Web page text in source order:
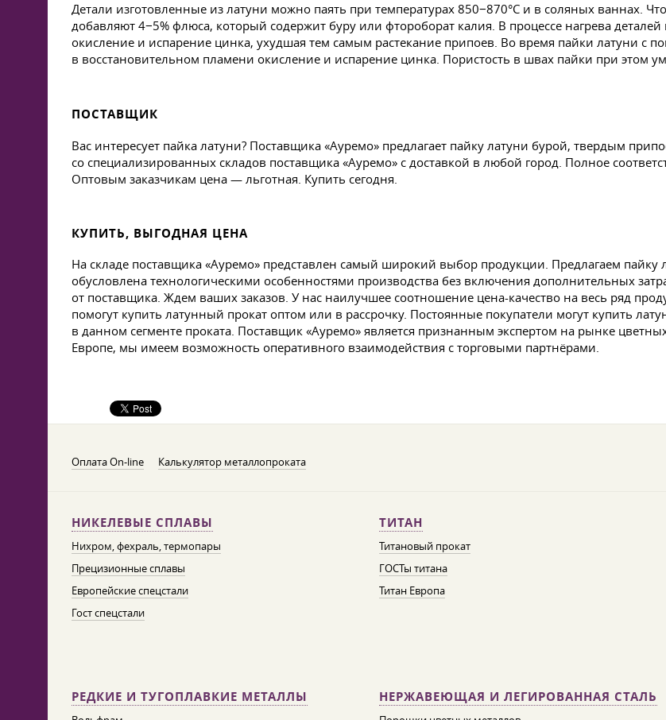
Детали изготовленные из латуни можно паять при температурах 850−870°С и в соляных ваннах.
добавляют 4−5% флюса, который содержит буру или фтороборат калия. В процессе нагрева
окисление и испарение цинка, ухудшая тем самым растекание припоев. Во время пайки латуни с
в восстановительном пламени окисление и испарение цинка. Пористость в швах пайки при этом
ПОСТАВЩИК
Вас интересует пайка латуни? Поставщика «Ауремо» предлагает пайку латуни бурой, твердым
со специализированных складов поставщика «Ауремо» с доставкой в любой город. Полное
Оптовым заказчикам цена — льготная. Купить сегодня.
КУПИТЬ, ВЫГОДНАЯ ЦЕНА
На складе поставщика «Ауремо» представлен самый широкий выбор продукции. Предлагаем
обусловлена технологическими особенностями производства без включения дополнительных
от поставщика. Ждем ваших заказов. У нас наилучшее соотношение цена-качество на весь ряд
помогут купить латунный прокат оптом или в рассрочку. Постоянные покупатели могут купить
в данном сегменте проката. Поставщик «Ауремо» является признанным экспертом на рынке
Европе, мы имеем возможность оперативного взаимодействия с торговыми партнёрами.
Оплата On-line Калькулятор металлопроката
НИКЕЛЕВЫЕ СПЛАВЫ
Нихром, фехраль, термопары
Прецизионные сплавы
Европейские спецстали
Гост спецстали
ТИТАН
Титановый прокат
ГОСТы титана
Титан Европа
РЕДКИЕ И ТУГОПЛАВКИЕ МЕТАЛЛЫ НЕРЖАВЕЮЩАЯ И ЛЕГИРОВАННАЯ СТАЛЬ